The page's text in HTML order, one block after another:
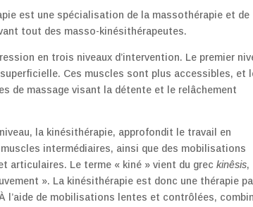
est une spécialisation de la massothérapie et de
tout des masso-kinésithérapeutes.
en trois niveaux d’intervention. Le premier
Ces muscles sont plus accessibles, et
de massage visant la détente et le relâchement
la kinésithérapie, approfondit le travail en
intermédiaires, ainsi que des mobilisations
articulaires. Le terme « kiné » vient du greckinêsis,
». La kinésithérapie est donc une thérapie
l’aide de mobilisations lentes et contrôlées,